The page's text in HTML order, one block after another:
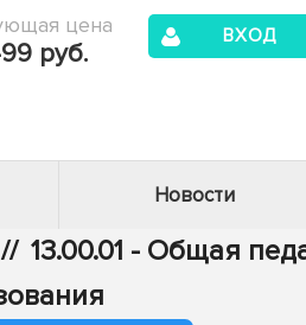
цена
руб.
ВХОД
Новости
// 13.00.01 - Общая